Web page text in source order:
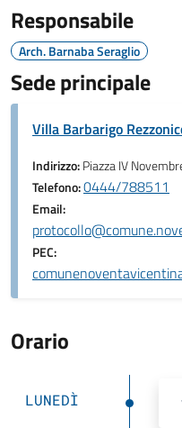
Responsabile
Arch. Barnaba Seraglio
Sede principale
Villa Barbarigo
Indirizzo:Piazza IV
Telefono:0444/788511
Email:
PEC:
Orario
LUNEDÌ